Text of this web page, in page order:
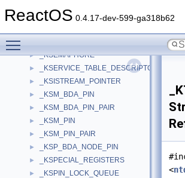
ReactOS 0.4.17-dev-599-ga318b62
► _KSEC_ENTROPY_DATA
► _KSEMAPHORE
► _KSERVICE_TABLE_DESCRIPTOR
► _KSISTREAM_POINTER
► _KSM_BDA_PIN
► _KSM_BDA_PIN_PAIR
► _KSM_PIN
► _KSM_PIN_PAIR
► _KSP_BDA_NODE_PIN
► _KSPECIAL_REGISTERS
► _KSPIN_LOCK_QUEUE
<